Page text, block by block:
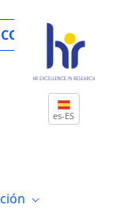
COLABORA
es-ES